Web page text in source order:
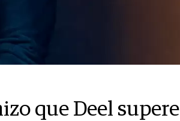
que Deel supere